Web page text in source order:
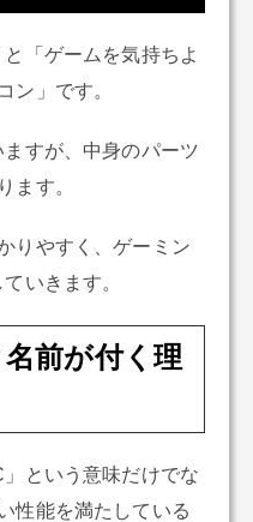
「ゲームを気持ちよ
ン」です。
すが、中身のパーツ
ます。
りやすく、ゲーミン
いきます。
前が付く理
」という意味だけでな
性能を満たしている